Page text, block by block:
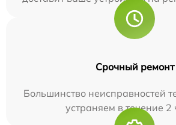
Срочный ремонт
Большинство неисправностей
устраняем в течение 2